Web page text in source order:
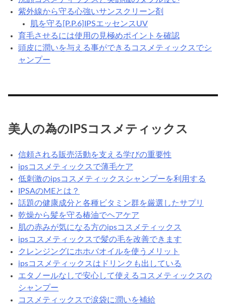
紫外線から守る心強いサンスクリーン剤
肌を守る[P.P.6]IPSエッセンスUV
育毛させるには使用の見極めポイントを確認
頭皮に潤いを与える事ができるコスメティックスでシ
ャンプー
美人の為のIPSコスメティックス
信頼される販売活動を支える学びの重要性
ipsコスメティックスで薄毛ケア
低刺激のipsコスメティックスシャンプーを利用する
IPSAのMEとは？
話題の健康成分と各種ビタミン群を厳選したサプリ
乾燥から髪を守る椿油でヘアケア
肌の赤みが気になる方のipsコスメティックス
ipsコスメティックスで髪の毛を改善できます
クレンジングにホホバオイルを使うメリット
ipsコスメティックスはドリンクも出している
エタノールなしで安心して使えるコスメティックスの
シャンプー
コスメティックスで涙袋に潤いを補給